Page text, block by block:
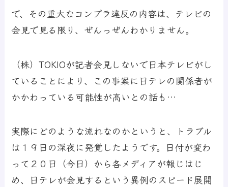
で、その重大なコンプラ違反の内容は、テレビの
会見で見る限り、ぜんっぜんわかりません。
（株）TOKIOが記者会見しないで日本テレビがし
ていることにより、この事案に日テレの関係者が
かかわっている可能性が高いとの話も…
実際にどのような流れなのかというと、トラブル
は１９日の深夜に発覚したようです。日付が変わ
って２０日（今日）から各メディアが報じはじ
め、日テレが会見するという異例のスピード展開